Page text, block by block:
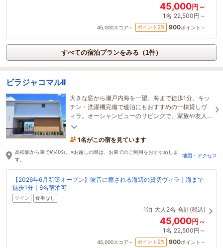
45,000円～
1名 22,500円～
45,000スコア～ ポイント 2% 900ポイント～
すべての宿泊プランをみる（1件）
ビラジャコマルII
大きな窓から瀬戸内海を一望。海まで徒歩1分、キッ
チン・洗濯機完備で連泊にもおすすめの一棟貸しヴ
ィラ。オーシャンビューのリビングで、家族や友人
とゆったり過ごす特別なひとときを。
1名がこの宿を見ています
高松駅から車で約40分。※お越しの際は、お車でのご利用をおすすめしま
す。
地図・アクセス
【2026年6月新築オープン】波音に癒される海辺の貸切ヴィラ｜海まで
徒歩1分｜6名宿泊可
ツイン 食事なし
1泊 大人2名 合計(税込)
45,000円～
1名 22,500円～
45,000スコア～ ポイント 2% 900ポイント～